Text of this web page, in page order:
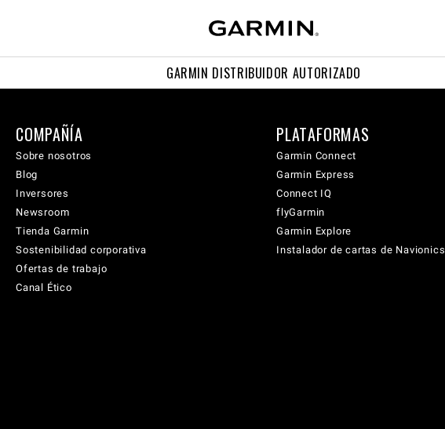
GARMIN DISTRIBUIDOR AUTORIZADO
COMPAÑÍA
Sobre nosotros
Blog
Inversores
Newsroom
Tienda Garmin
Sostenibilidad corporativa
Ofertas de trabajo
Canal Ético
PLATAFORMAS
Garmin Connect
Garmin Express
Connect IQ
flyGarmin
Garmin Explore
Instalador de cartas de Navionics